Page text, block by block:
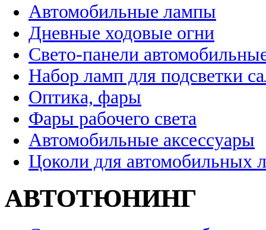
Автомобильные лампы
Дневные ходовые огни
Свето-панели
Набор ламп для подсветки
Оптика, фары
Фары рабочего света
Автомобильные аксессуары
Цоколи для автомобильных
АВТОТЮНИНГ